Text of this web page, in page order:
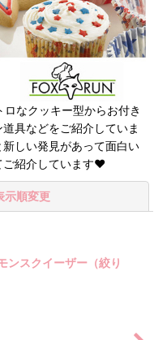
なクッキー型からお付き
具などをご紹介していま
しい発見があって面白い
ご紹介しています❤︎
示順変更
ンスクイーザー（絞り